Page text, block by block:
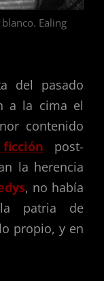
Ealing
del pasado
a la cima el
contenido
post-
la herencia
, no había
patria de
propio, y en